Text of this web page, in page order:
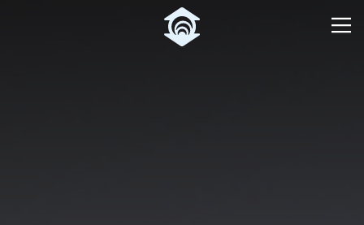
Pular para o Conteúdo principal